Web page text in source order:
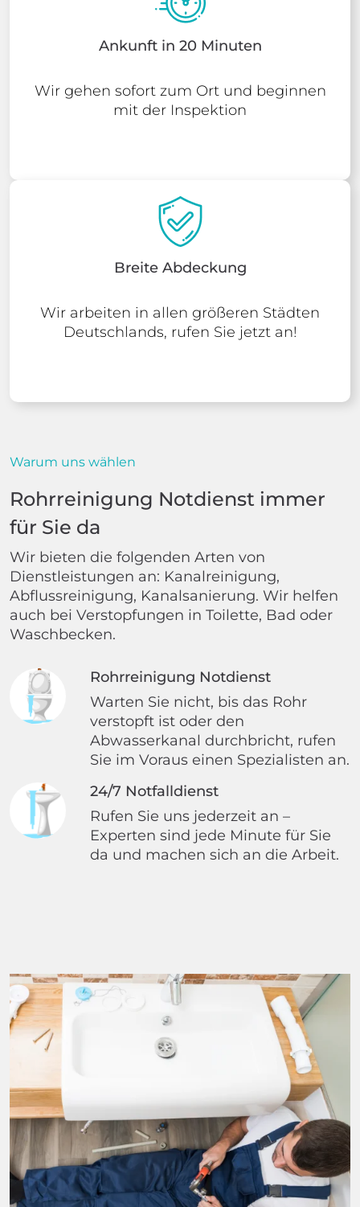
Ankunft in 20 Minuten
Wir gehen sofort zum Ort und beginnen
mit der Inspektion
Breite Abdeckung
Wir arbeiten in allen größeren Städten
Deutschlands, rufen Sie jetzt an!
Warum uns wählen
Rohrreinigung Notdienst immer
für Sie da
Wir bieten die folgenden Arten von
Dienstleistungen an: Kanalreinigung,
Abflussreinigung, Kanalsanierung. Wir helfen
auch bei Verstopfungen in Toilette, Bad oder
Waschbecken.
Rohrreinigung Notdienst
Warten Sie nicht, bis das Rohr
verstopft ist oder den
Abwasserkanal durchbricht, rufen
Sie im Voraus einen Spezialisten an.
24/7 Notfalldienst
Rufen Sie uns jederzeit an –
Experten sind jede Minute für Sie
da und machen sich an die Arbeit.